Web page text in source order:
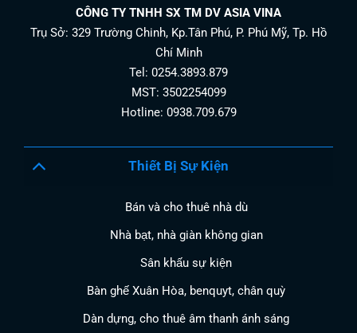
CÔNG TY TNHH SX TM DV ASIA VINA
Trụ Sở: 329 Trường Chinh, Kp.Tân Phú, P. Phú Mỹ, Tp. Hồ
Chí Minh
Tel: 0254.3893.879
MST: 3502254099
Hotline: 0938.709.679
Thiết Bị Sự Kiện
Bán và cho thuê nhà dù
Nhà bạt, nhà giàn không gian
Sân khấu sự kiện
Bàn ghế Xuân Hòa, benquyt, chân quỳ
Dàn dựng, cho thuê âm thanh ánh sáng